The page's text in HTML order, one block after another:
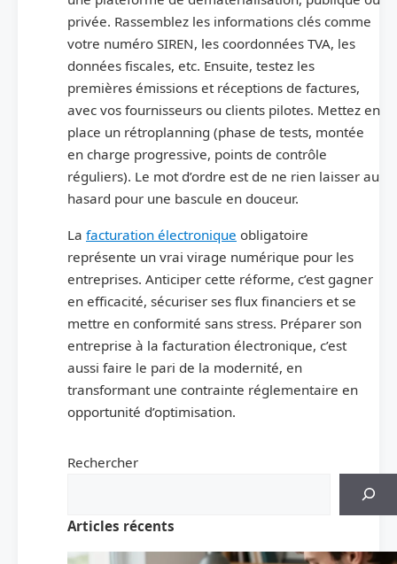
privée. Rassemblez les informations clés comme
votre numéro SIREN, les coordonnées TVA, les
données fiscales, etc. Ensuite, testez les
premières émissions et réceptions de factures,
avec vos fournisseurs ou clients pilotes. Mettez en
place un rétroplanning (phase de tests, montée
en charge progressive, points de contrôle
réguliers). Le mot d’ordre est de ne rien laisser au
hasard pour une bascule en douceur.
La facturation électronique obligatoire
représente un vrai virage numérique pour les
entreprises. Anticiper cette réforme, c’est gagner
en efficacité, sécuriser ses flux financiers et se
mettre en conformité sans stress. Préparer son
entreprise à la facturation électronique, c’est
aussi faire le pari de la modernité, en
transformant une contrainte réglementaire en
opportunité d’optimisation.
Rechercher
Articles récents